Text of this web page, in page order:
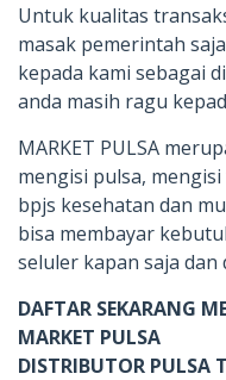
Untuk kualitas
masak pemerintah
kepada kami sebagai
anda masih ragu
MARKET PULSA
mengisi pulsa,
bpjs kesehatan dan
bisa membayar
seluler kapan saja dan
DAFTAR SEKARANG
MARKET PULSA
DISTRIBUTOR PULSA